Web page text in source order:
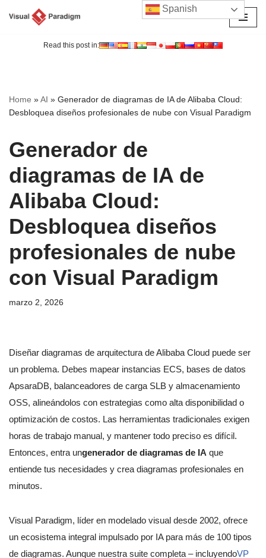
Read this post in:
Home »AI » Generador de diagramas de IA de Alibaba Cloud:
Desbloquea diseños profesionales de nube con Visual Paradigm
Generador de
diagramas de IA de
Alibaba Cloud:
Desbloquea diseños
profesionales de nube
con Visual Paradigm
marzo 2, 2026
Diseñar diagramas de arquitectura de Alibaba Cloud puede ser
un problema. Debes mapear instancias ECS, bases de datos
ApsaraDB, balanceadores de carga SLB y almacenamiento
OSS, alineándolos con estrategias como alta disponibilidad o
optimización de costos. Las herramientas tradicionales exigen
horas de trabajo manual, y mantener todo preciso es difícil.
Entonces, entra ungenerador de diagramas de IA que
entiende tus necesidades y crea diagramas profesionales en
minutos.
Visual Paradigm, líder en modelado visual desde 2002, ofrece
un ecosistema integral impulsado por IA para más de 100 tipos
de diagramas. Aunque nuestra suite completa – incluyendoVP
Spanish